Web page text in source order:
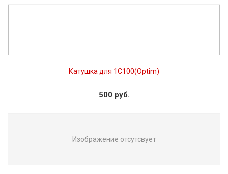
Катушка для 1C100(Optim)
500 руб.
Изображение отсутсвует